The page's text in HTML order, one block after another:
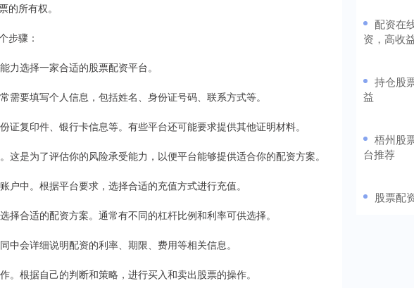
所有权。
步骤：
力选择一家合适的股票配资平台。
要填写个人信息，包括姓名、身份证号码、联系方式等。
复印件、银行卡信息等。有些平台还可能要求提供其他证明材料。
是为了评估你的风险承受能力，以便平台能够提供适合你的配资方案。
中。根据平台要求，选择合适的充值方式进行充值。
合适的配资方案。通常有不同的杠杆比例和利率可供选择。
会详细说明配资的利率、期限、费用等相关信息。
根据自己的判断和策略，进行买入和卖出股票的操作。
配资在
资，高收
持仓股
益
梧州股
台推荐
股票配